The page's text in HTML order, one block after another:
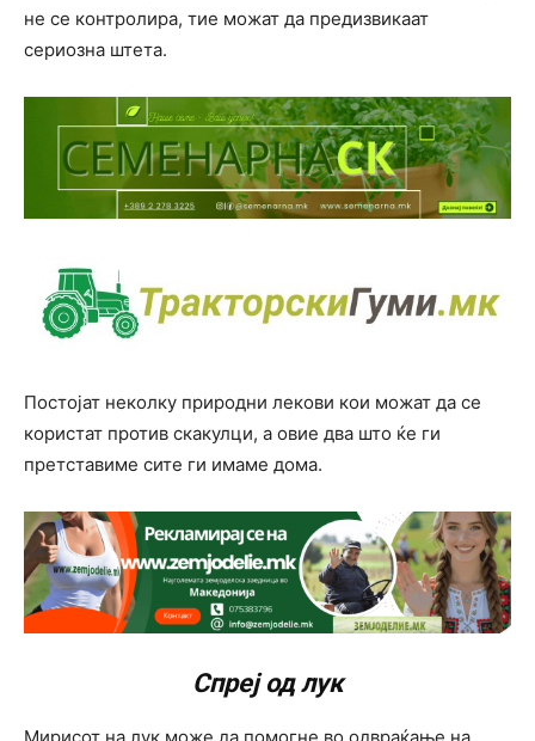
не се контролира, тие можат да предизвикаат
сериозна штета.
Постојат неколку природни лекови кои можат да се
користат против скакулци, а овие два што ќе ги
претставиме сите ги имаме дома.
Спреј од лук